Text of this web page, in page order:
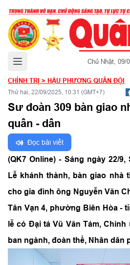
Mở menu chính Chủ Nhật, 09/
CHÍNH TRỊ > HẬU PHƯƠNG QUÂN ĐỘI
Thứ hai, 22/09/2025, 10:31 (GMT+7)
Sư đoàn 309 bàn giao
quân - dân
Đọc bài viết
(QK7 Online) - Sáng ngày 22/
Lễ khánh thành, bàn giao nhà
cho gia đình ông Nguyễn Văn
Tân Vạn 4, phường Biên Hòa -
lễ có Đại tá Vũ Văn Tám,
ban ngành, đoàn thể, Nhân dân